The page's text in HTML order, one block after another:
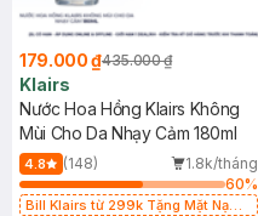
179.000 ₫435.000 ₫
Klairs
Nước Hoa Hồng Klairs Không
Mùi Cho Da Nhạy Cảm 180ml
4.8 (148)
1.8k/tháng
60%
Bill Klairs từ 299k Tặng Mặt Nạ